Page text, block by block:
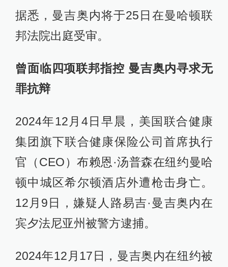
据悉，曼吉奥内将于25日在曼哈顿联
邦法院出庭受审。
曾面临四项联邦指控 曼吉奥内寻求无
罪抗辩
2024年12月4日早晨，美国联合健康
集团旗下联合健康保险公司首席执行
官（CEO）布赖恩·汤普森在纽约曼哈
顿中城区希尔顿酒店外遭枪击身亡。
12月9日，嫌疑人路易吉·曼吉奥内在
宾夕法尼亚州被警方逮捕。
2024年12月17日，曼吉奥内在纽约被